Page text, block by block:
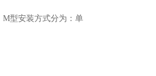
M型安装方式分为：单